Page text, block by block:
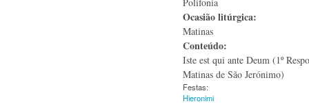
Ocasião litúrgica:
Matinas
Conteúdo:
Iste est qui ante Deum (1º
Matinas de São Jerónimo)
Festas:
Hieronimi